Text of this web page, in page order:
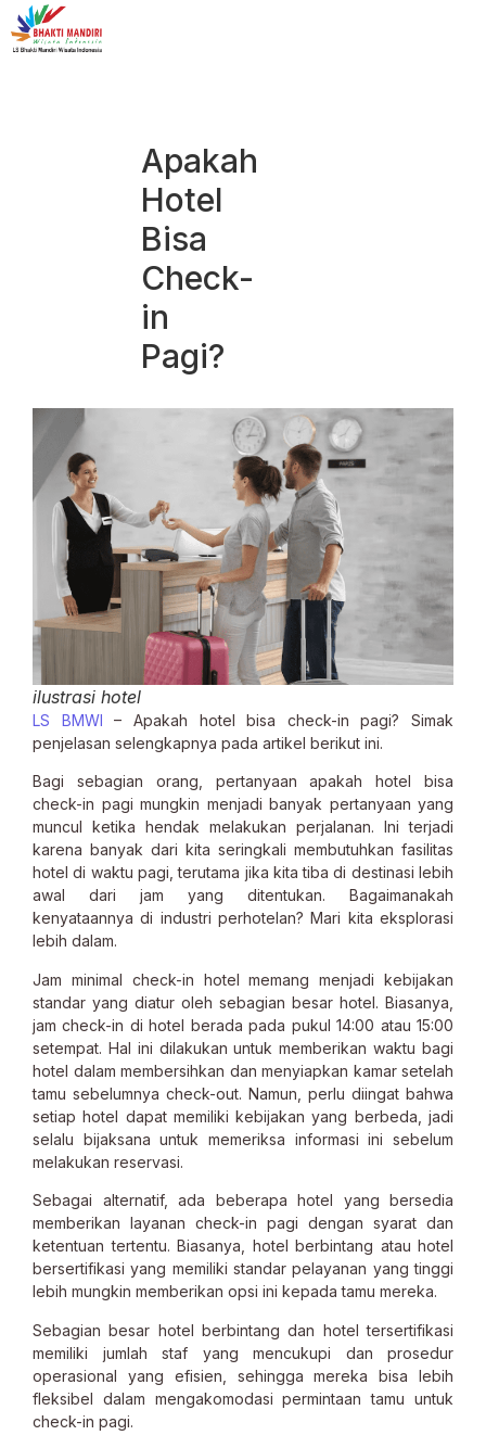
Apakah
Hotel
Bisa
Check-
in
Pagi?
ilustrasi hotel
LS BMWI – Apakah hotel bisa check-in pagi? Simak
penjelasan selengkapnya pada artikel berikut ini.
Bagi sebagian orang, pertanyaan apakah hotel bisa
check-in pagi mungkin menjadi banyak pertanyaan yang
muncul ketika hendak melakukan perjalanan. Ini terjadi
karena banyak dari kita seringkali membutuhkan fasilitas
hotel di waktu pagi, terutama jika kita tiba di destinasi lebih
awal dari jam yang ditentukan. Bagaimanakah
kenyataannya di industri perhotelan? Mari kita eksplorasi
lebih dalam.
Jam minimal check-in hotel memang menjadi kebijakan
standar yang diatur oleh sebagian besar hotel. Biasanya,
jam check-in di hotel berada pada pukul 14:00 atau 15:00
setempat. Hal ini dilakukan untuk memberikan waktu bagi
hotel dalam membersihkan dan menyiapkan kamar setelah
tamu sebelumnya check-out. Namun, perlu diingat bahwa
setiap hotel dapat memiliki kebijakan yang berbeda, jadi
selalu bijaksana untuk memeriksa informasi ini sebelum
melakukan reservasi.
Sebagai alternatif, ada beberapa hotel yang bersedia
memberikan layanan check-in pagi dengan syarat dan
ketentuan tertentu. Biasanya, hotel berbintang atau hotel
bersertifikasi yang memiliki standar pelayanan yang tinggi
lebih mungkin memberikan opsi ini kepada tamu mereka.
Sebagian besar hotel berbintang dan hotel tersertifikasi
memiliki jumlah staf yang mencukupi dan prosedur
operasional yang efisien, sehingga mereka bisa lebih
fleksibel dalam mengakomodasi permintaan tamu untuk
check-in pagi.